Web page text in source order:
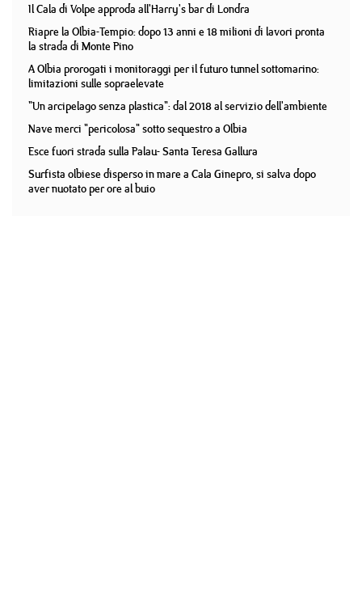
Il Cala di Volpe approda all'Harry's bar di Londra
Riapre la Olbia-Tempio: dopo 13 anni e 18 milioni di lavori pronta
la strada di Monte Pino
A Olbia prorogati i monitoraggi per il futuro tunnel sottomarino:
limitazioni sulle sopraelevate
"Un arcipelago senza plastica": dal 2018 al servizio dell'ambiente
Nave merci "pericolosa" sotto sequestro a Olbia
Esce fuori strada sulla Palau- Santa Teresa Gallura
Surfista olbiese disperso in mare a Cala Ginepro, si salva dopo
aver nuotato per ore al buio